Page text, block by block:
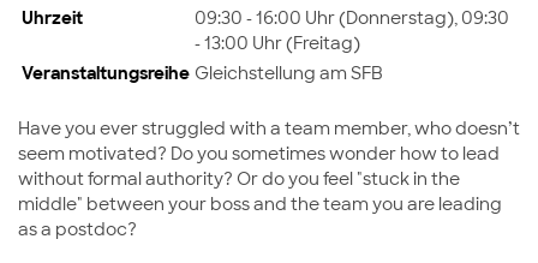
Uhrzeit
09:30 - 16:00 Uhr (Donnerstag), 09:30
- 13:00 Uhr (Freitag)
Veranstaltungsreihe Gleichstellung am SFB
Have you ever struggled with a team member, who doesn’t
seem motivated? Do you sometimes wonder how to lead
without formal authority? Or do you feel "stuck in the
middle" between your boss and the team you are leading
as a postdoc?